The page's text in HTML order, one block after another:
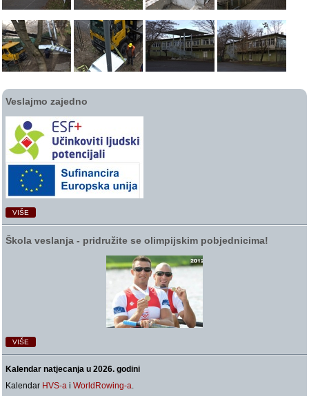
Veslajmo zajedno
VIŠE
Škola veslanja ‑ pridružite se olimpijskim pobjednicima!
VIŠE
Kalendar natjecanja u 2026. godini
Kalendar HVS-a iWorldRowing-a